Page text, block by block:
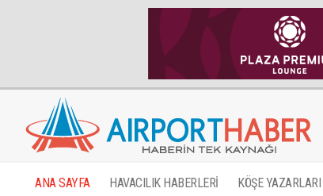
ANA SAYFA HAVACILIK HABERLERİ KÖŞE YAZARLARI